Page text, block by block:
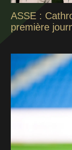
ASSE :
première